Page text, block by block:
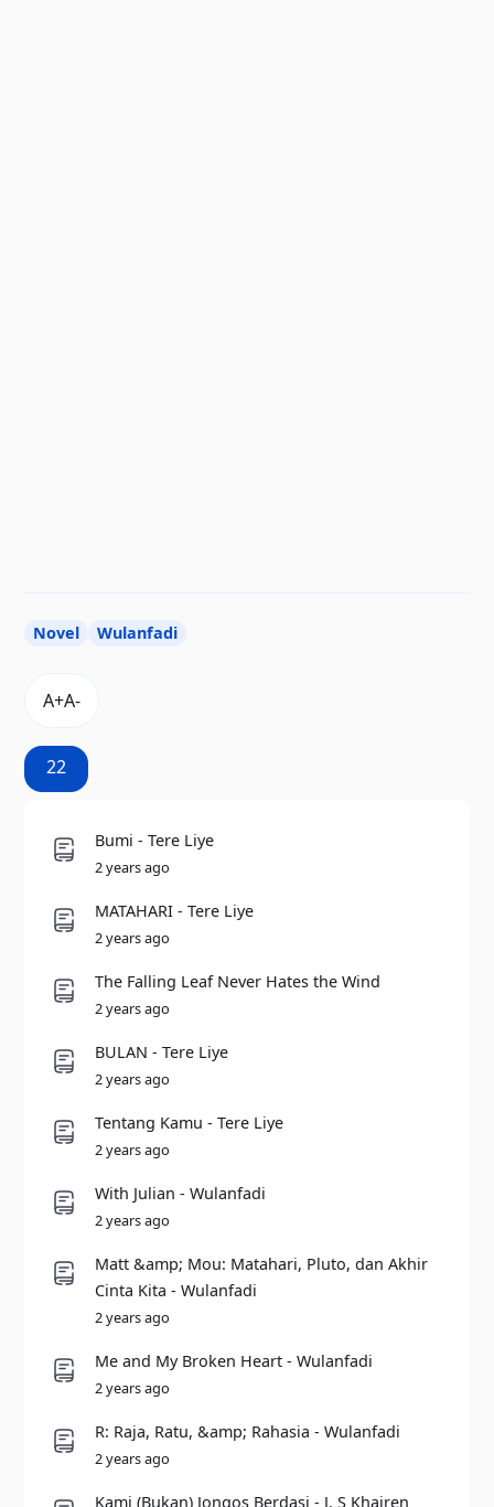
Novel Wulanfadi
22
Bumi - Tere Liye
2 years ago
MATAHARI - Tere Liye
2 years ago
The Falling Leaf Never Hates the Wind
2 years ago
BULAN - Tere Liye
2 years ago
Tentang Kamu - Tere Liye
2 years ago
With Julian - Wulanfadi
2 years ago
Matt &amp; Mou: Matahari, Pluto, dan Akhir
Cinta Kita - Wulanfadi
2 years ago
Me and My Broken Heart - Wulanfadi
2 years ago
R: Raja, Ratu, &amp; Rahasia - Wulanfadi
2 years ago
Kami (Bukan) Jongos Berdasi - J. S Khairen